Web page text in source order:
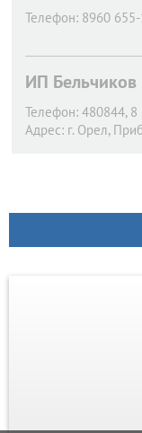
Телефон: 8960
ИП
Телефон: 480844,
Адрес: г. Орел,